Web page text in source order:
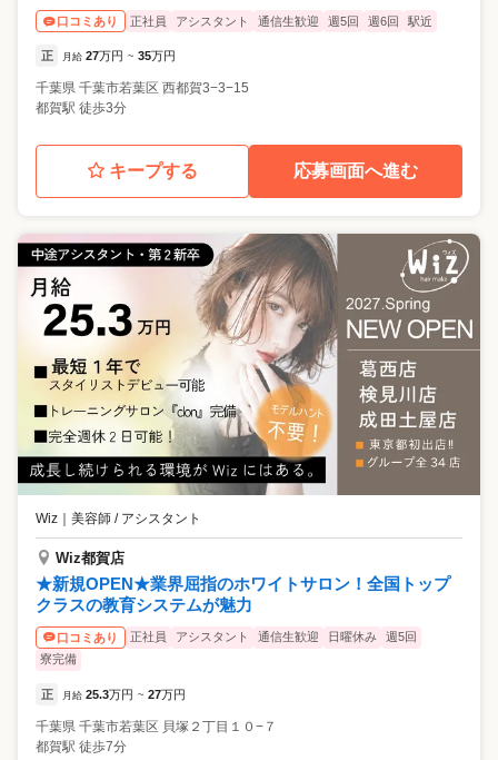
口コミあり 正社員 アシスタント 通信生歓迎 週5回 週6回 駅近
正 月給 27万円 ~ 35万円
千葉県 千葉市若葉区 西都賀3−3−15
都賀駅 徒歩3分
キープする 応募画面へ進む
Wiz ｜ 美容師 / アシスタント
Wiz都賀店
★新規OPEN★業界屈指のホワイトサロン！全国トップ
クラスの教育システムが魅力
口コミあり 正社員 アシスタント 通信生歓迎 日曜休み
週5回
寮完備
正 月給 25.3万円 ~ 27万円
千葉県 千葉市若葉区 貝塚２丁目１０−７
都賀駅 徒歩7分